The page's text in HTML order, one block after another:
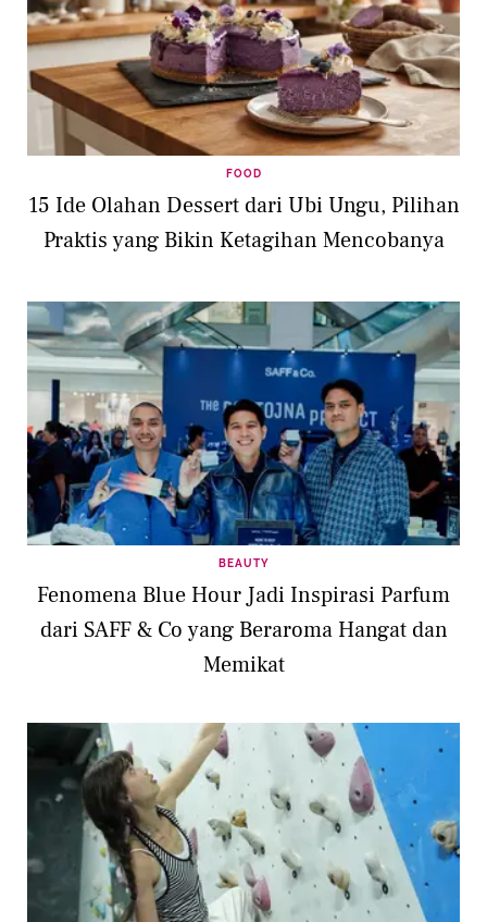
FOOD
15 Ide Olahan Dessert dari Ubi Ungu, Pilihan
Praktis yang Bikin Ketagihan Mencobanya
BEAUTY
Fenomena Blue Hour Jadi Inspirasi Parfum
dari SAFF & Co yang Beraroma Hangat dan
Memikat